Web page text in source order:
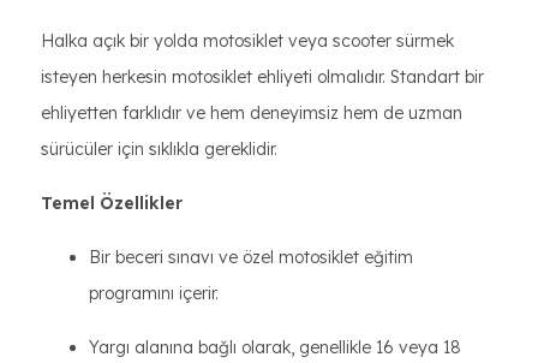
Halka açık bir yolda motosiklet veya scooter sürmek
isteyen herkesin motosiklet ehliyeti olmalıdır. Standart bir
ehliyetten farklıdır ve hem deneyimsiz hem de uzman
sürücüler için sıklıkla gereklidir.
Temel Özellikler
Bir beceri sınavı ve özel motosiklet eğitim
programını içerir.
Yargı alanına bağlı olarak, genellikle 16 veya 18